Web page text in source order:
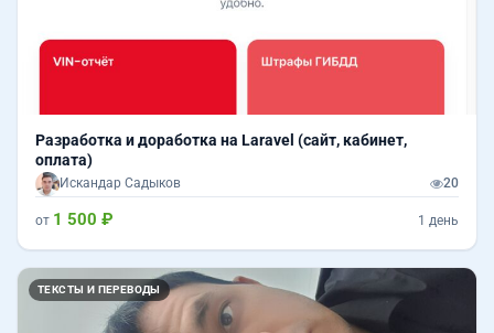
Разработка и доработка на Laravel (сайт, кабинет,
оплата)
Искандар Садыков 20
от 1 500 ₽ 1 день
ТЕКСТЫ И ПЕРЕВОДЫ